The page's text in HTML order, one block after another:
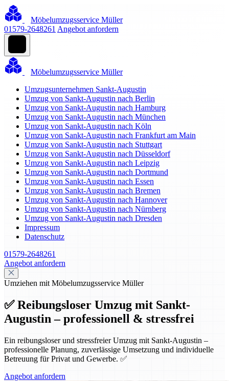
Möbelumzugsservice Müller
01579-2648261 Angebot anfordern
Möbelumzugsservice Müller
Umzugsunternehmen Sankt-Augustin
Umzug von Sankt-Augustin nach Berlin
Umzug von Sankt-Augustin nach Hamburg
Umzug von Sankt-Augustin nach München
Umzug von Sankt-Augustin nach Köln
Umzug von Sankt-Augustin nach Frankfurt am Main
Umzug von Sankt-Augustin nach Stuttgart
Umzug von Sankt-Augustin nach Düsseldorf
Umzug von Sankt-Augustin nach Leipzig
Umzug von Sankt-Augustin nach Dortmund
Umzug von Sankt-Augustin nach Essen
Umzug von Sankt-Augustin nach Bremen
Umzug von Sankt-Augustin nach Hannover
Umzug von Sankt-Augustin nach Nürnberg
Umzug von Sankt-Augustin nach Dresden
Impressum
Datenschutz
01579-2648261
Angebot anfordern
Umziehen mit Möbelumzugsservice Müller
✅ Reibungsloser Umzug mit Sankt-
Augustin – professionell & stressfrei
Ein reibungsloser und stressfreier Umzug mit Sankt-Augustin –
professionelle Planung, zuverlässige Umsetzung und individuelle
Betreuung für Privat und Gewerbe. ✅
Angebot anfordern